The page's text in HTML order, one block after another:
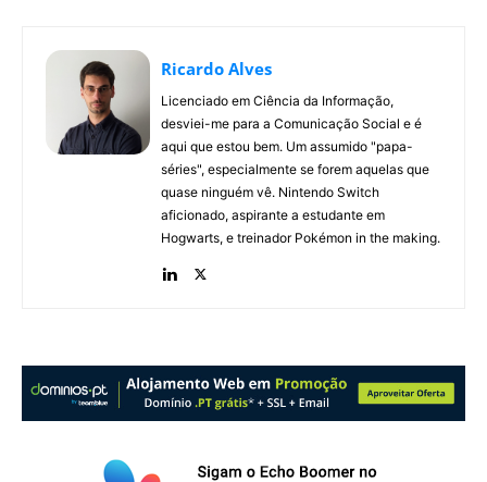
Ricardo Alves
Licenciado em Ciência da Informação,
desviei-me para a Comunicação Social e é
aqui que estou bem. Um assumido "papa-
séries", especialmente se forem aquelas que
quase ninguém vê. Nintendo Switch
aficionado, aspirante a estudante em
Hogwarts, e treinador Pokémon in the making.